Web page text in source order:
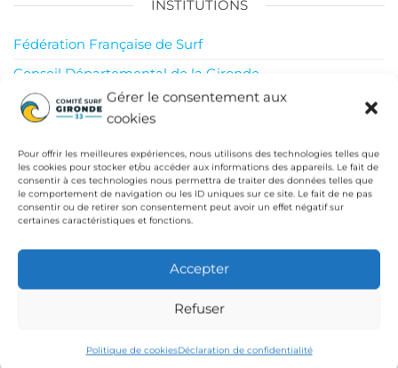
Gérer le consentement aux
cookies
Pour offrir les meilleures expériences, nous utilisons des technologies telles que
les cookies pour stocker et/ou accéder aux informations des appareils. Le fait de
consentir à ces technologies nous permettra de traiter des données telles que
le comportement de navigation ou les ID uniques sur ce site. Le fait de ne pas
consentir ou de retirer son consentement peut avoir un effet négatif sur
certaines caractéristiques et fonctions.
Accepter
Refuser
Politique de cookiesDéclaration de confidentialité
INSTITUTIONS
Fédération Française de Surf
Conseil Départemental de la Gironde
Ligue de Surf de Nouvelle Aquitaine